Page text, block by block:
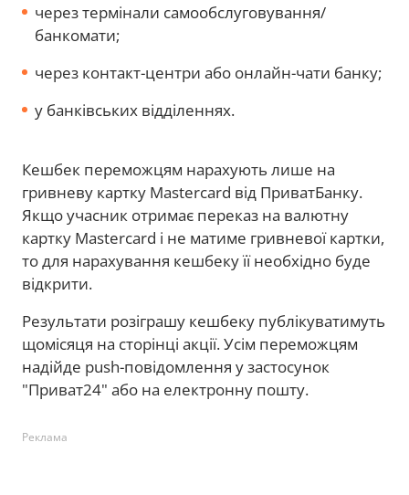
через термінали самообслуговування/
банкомати;
через контакт-центри або онлайн-чати банку;
у банківських відділеннях.
Кешбек переможцям нарахують лише на
гривневу картку Mastercard від ПриватБанку.
Якщо учасник отримає переказ на валютну
картку Mastercard і не матиме гривневої картки,
то для нарахування кешбеку її необхідно буде
відкрити.
Результати розіграшу кешбеку публікуватимуть
щомісяця на сторінці акції. Усім переможцям
надійде push-повідомлення у застосунок
"Приват24" або на електронну пошту.
Реклама